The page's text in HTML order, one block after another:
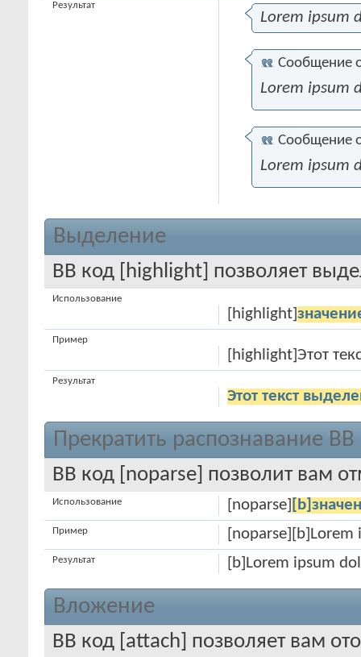
Lorem ipsum
Сообщение
Lorem ipsum
Сообщение
Lorem ipsum
Результат
Выделение
BB код [highlight] позволяет
Использование
[highlight]
Пример
[highlight]Этот
Результат
Этот текст
Прекратить распознавание BB
BB код [noparse] позволит вам
[noparse]
Использование
Пример
[b]Lorem ipsum
Результат
Вложение
BB код [attach] позволяет вам